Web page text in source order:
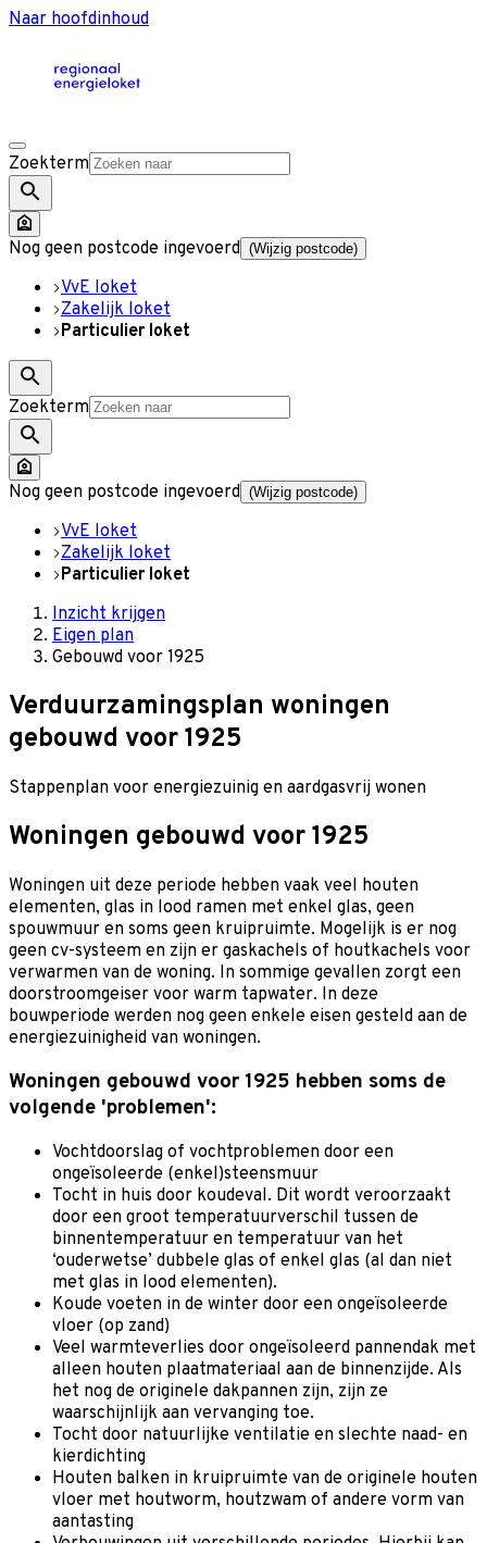
Naar hoofdinhoud
Zoekterm
Nog geen postcode ingevoerd (Wijzig postcode)
VvE loket
Zakelijk loket
Particulier loket
Zoekterm
Nog geen postcode ingevoerd (Wijzig postcode)
VvE loket
Zakelijk loket
Particulier loket
Inzicht krijgen
Eigen plan
Gebouwd voor 1925
Verduurzamingsplan woningen
gebouwd voor 1925
Stappenplan voor energiezuinig en aardgasvrij wonen
Woningen gebouwd voor 1925
Woningen uit deze periode hebben vaak veel houten
elementen, glas in lood ramen met enkel glas, geen
spouwmuur en soms geen kruipruimte. Mogelijk is er nog
geen cv-systeem en zijn er gaskachels of houtkachels voor
verwarmen van de woning. In sommige gevallen zorgt een
doorstroomgeiser voor warm tapwater. In deze
bouwperiode werden nog geen enkele eisen gesteld aan de
energiezuinigheid van woningen.
Woningen gebouwd voor 1925 hebben soms de
volgende 'problemen':
Vochtdoorslag of vochtproblemen door een
ongeïsoleerde (enkel)steensmuur
Tocht in huis door koudeval. Dit wordt veroorzaakt
door een groot temperatuurverschil tussen de
binnentemperatuur en temperatuur van het
‘ouderwetse’ dubbele glas of enkel glas (al dan niet
met glas in lood elementen).
Koude voeten in de winter door een ongeïsoleerde
vloer (op zand)
Veel warmteverlies door ongeïsoleerd pannendak met
alleen houten plaatmateriaal aan de binnenzijde. Als
het nog de originele dakpannen zijn, zijn ze
waarschijnlijk aan vervanging toe.
Tocht door natuurlijke ventilatie en slechte naad- en
kierdichting
Houten balken in kruipruimte van de originele houten
vloer met houtworm, houtzwam of andere vorm van
aantasting